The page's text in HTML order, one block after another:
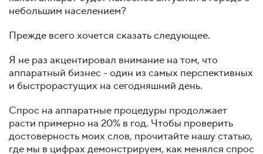
небольшим населением?
Прежде всего хочется сказать следующее.
Я не раз акцентировал внимание на том, что
аппаратный бизнес - один из самых перспективных
и быстрорастущих на сегодняшний день.
Спрос на аппаратные процедуры продолжает
расти примерно на 20% в год. Чтобы проверить
достоверность моих слов, прочитайте нашу статью,
где мы в цифрах демонстрируем, как менялся спрос